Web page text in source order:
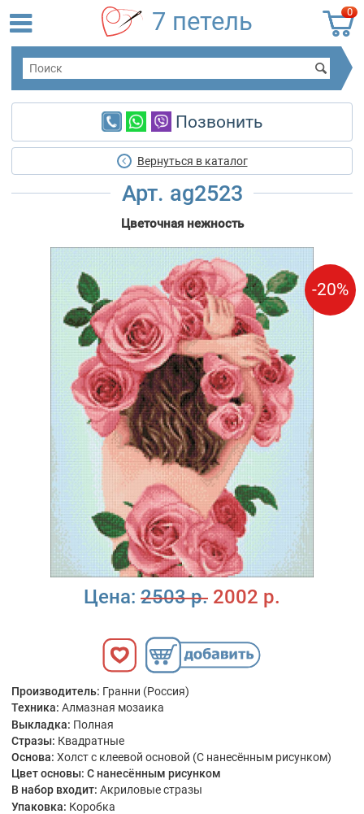
0
7 петель
Позвонить
Вернуться в каталог
Арт. ag2523
Цветочная нежность
-20%
Цена: 2503 р. 2002 р.
Производитель: Гранни (Россия)
Техника: Алмазная мозаика
Выкладка: Полная
Стразы: Квадратные
Основа: Холст с клеевой основой (С нанесённым рисунком)
Цвет основы: С нанесённым рисунком
В набор входит: Акриловые стразы
Упаковка: Коробка